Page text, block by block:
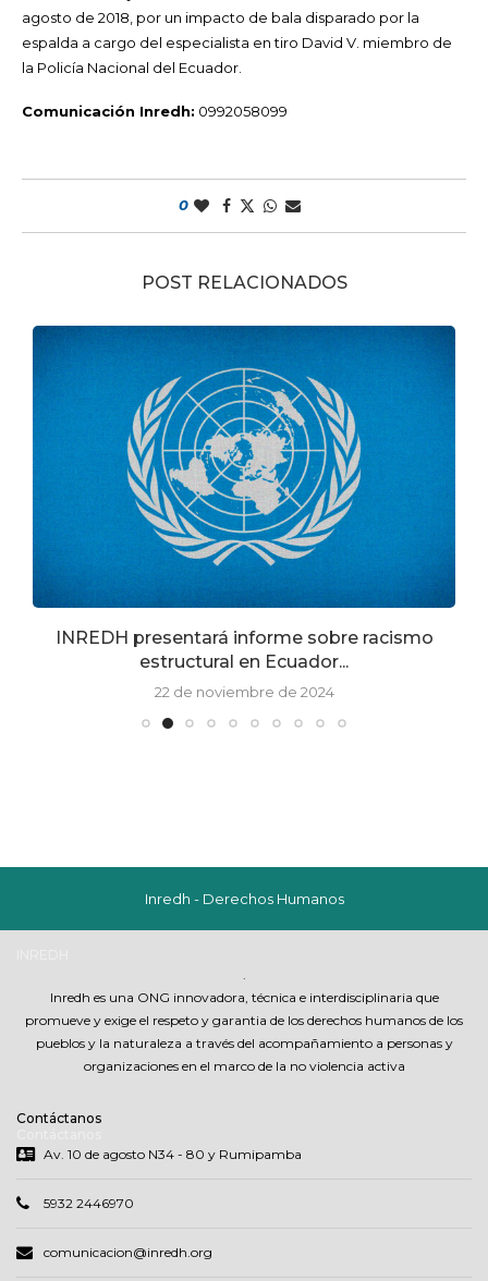
agosto de 2018, por un impacto de bala disparado por la
espalda a cargo del especialista en tiro David V. miembro de
la Policía Nacional del Ecuador.
Comunicación Inredh: 0992058099
0
POST RELACIONADOS
INREDH presentará informe sobre racismo
estructural en Ecuador...
22 de noviembre de 2024
Inredh - Derechos Humanos
.
Inredh es una ONG innovadora, técnica e interdisciplinaria que
promueve y exige el respeto y garantia de los derechos humanos de los
pueblos y la naturaleza a través del acompañamiento a personas y
organizaciones en el marco de la no violencia activa
Contáctanos
Av. 10 de agosto N34 - 80 y Rumipamba
5932 2446970
comunicacion@inredh.org